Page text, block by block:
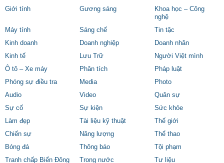
Giới tính
Gương sáng
Khoa học – Công
nghệ
Máy tính
Sáng chế
Tin tặc
Kinh doanh
Doanh nghiệp
Doanh nhân
Kinh tế
Lưu Trữ
Người Việt mình
Ô tô – Xe máy
Phân tích
Pháp luật
Phóng sự điều tra
Media
Photo
Audio
Video
Quân sự
Sự cố
Sự kiện
Sức khỏe
Làm đẹp
Tài liệu kỹ thuật
Thế giới
Chiến sự
Năng lượng
Thể thao
Bóng đá
Thông báo
Tội phạm
Tranh chấp Biển Đông
Trong nước Tư liệu